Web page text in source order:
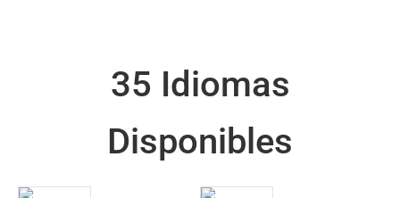
35 Idiomas
Disponibles